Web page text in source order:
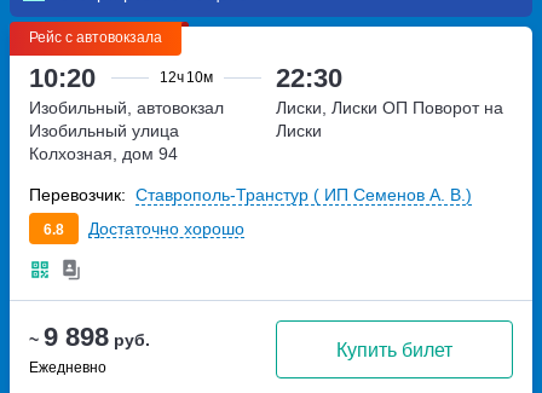
Рейс с автовокзала
10:20 12ч 10м 22:30
~ 9 898 руб.
Ежедневно
Купить билет
Изобильный, автовокзал
Изобильный улица
Колхозная, дом 94
Лиски, Лиски ОП Поворот на
Лиски
6.8 Достаточно хорошо
Перевозчик: Ставрополь-Транстур ( ИП Семенов А. В.)